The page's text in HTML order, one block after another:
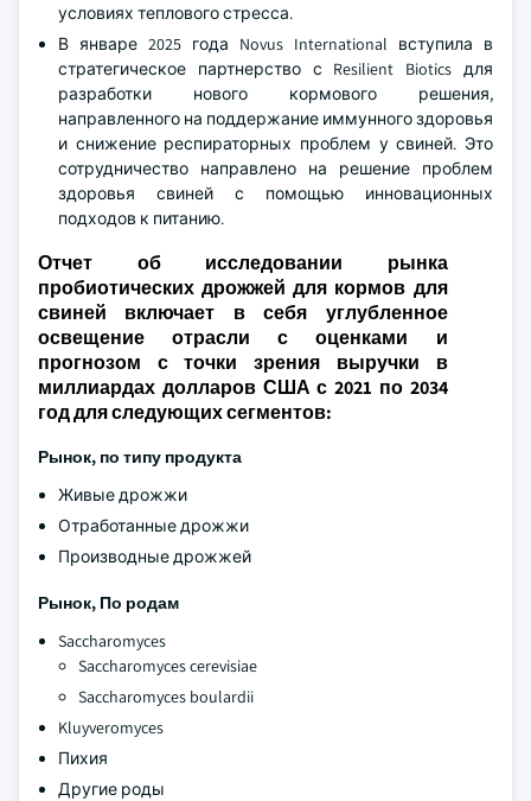
условиях теплового стресса.
В январе 2025 года Novus International вступила в
стратегическое партнерство с Resilient Biotics для
разработки нового кормового решения,
направленного на поддержание иммунного здоровья
и снижение респираторных проблем у свиней. Это
сотрудничество направлено на решение проблем
здоровья свиней с помощью инновационных
подходов к питанию.
Отчет об исследовании рынка
пробиотических дрожжей для кормов для
свиней включает в себя углубленное
освещение отрасли с оценками и
прогнозом с точки зрения выручки в
миллиардах долларов США с 2021 по 2034
год для следующих сегментов:
Рынок, по типу продукта
Живые дрожжи
Отработанные дрожжи
Производные дрожжей
Рынок, По родам
Saccharomyces
Saccharomyces cerevisiae
Saccharomyces boulardii
Kluyveromyces
Пихия
Другие роды